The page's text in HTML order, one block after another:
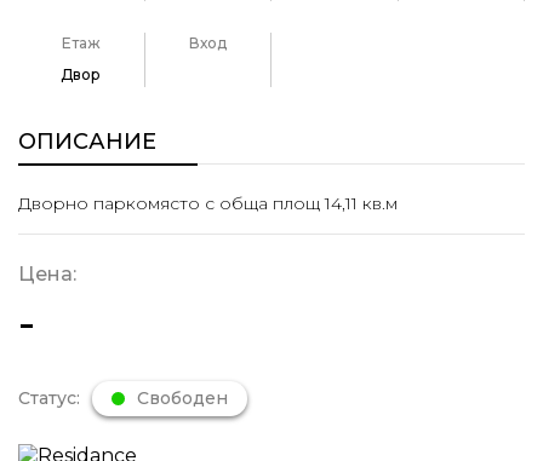
Етаж
Двор
Вход
ОПИСАНИЕ
Дворно паркомясто с обща площ 14,11 кв.м
Цена:
-
Статус: Свободен